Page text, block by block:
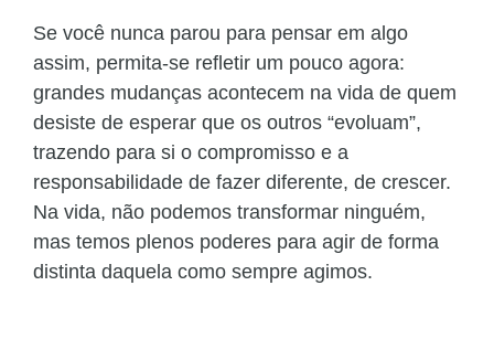
Se você nunca parou para pensar em algo
assim, permita-se refletir um pouco agora:
grandes mudanças acontecem na vida de quem
desiste de esperar que os outros “evoluam”,
trazendo para si o compromisso e a
responsabilidade de fazer diferente, de crescer.
Na vida, não podemos transformar ninguém,
mas temos plenos poderes para agir de forma
distinta daquela como sempre agimos.